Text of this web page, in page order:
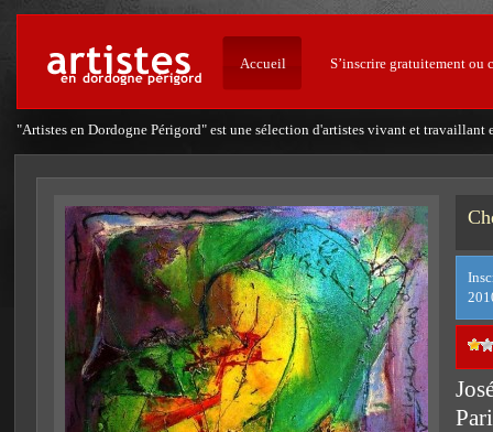
Accueil S’inscrire gratuitement ou
"Artistes en Dordogne Périgord" est une sélection d'artistes vivant et